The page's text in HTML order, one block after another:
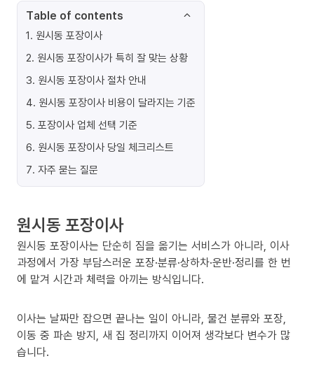
Table of contents
1. 원시동 포장이사
2. 원시동 포장이사가 특히 잘 맞는 상황
3. 원시동 포장이사 절차 안내
4. 원시동 포장이사 비용이 달라지는 기준
5. 포장이사 업체 선택 기준
6. 원시동 포장이사 당일 체크리스트
7. 자주 묻는 질문
원시동 포장이사
원시동 포장이사는 단순히 짐을 옮기는 서비스가 아니라, 이사
과정에서 가장 부담스러운 포장·분류·상하차·운반·정리를 한 번
에 맡겨 시간과 체력을 아끼는 방식입니다.
이사는 날짜만 잡으면 끝나는 일이 아니라, 물건 분류와 포장,
이동 중 파손 방지, 새 집 정리까지 이어져 생각보다 변수가 많
습니다.